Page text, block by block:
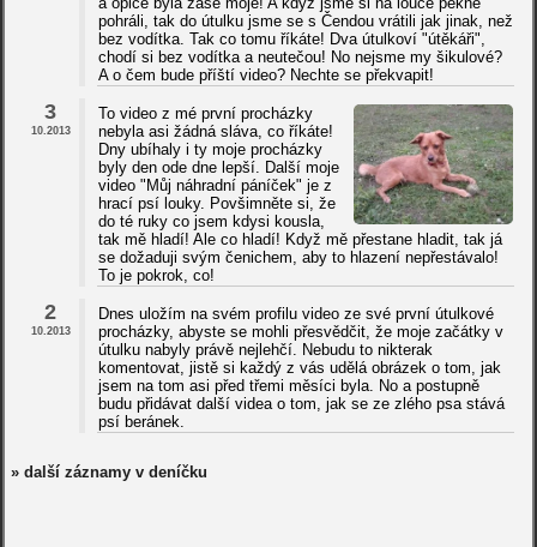
pohráli, tak do útulku jsme se s Čendou vrátili jak jinak, než
bez vodítka. Tak co tomu říkáte! Dva útulkoví "útěkáři",
chodí si bez vodítka a neutečou! No nejsme my šikulové?
A o čem bude příští video? Nechte se překvapit!
3
10.2013
To video z mé první procházky
nebyla asi žádná sláva, co říkáte!
Dny ubíhaly i ty moje procházky
byly den ode dne lepší. Další moje
video "Můj náhradní páníček" je z
hrací psí louky. Povšimněte si, že
do té ruky co jsem kdysi kousla,
tak mě hladí! Ale co hladí! Když mě přestane hladit, tak já
se dožaduji svým čenichem, aby to hlazení nepřestávalo!
To je pokrok, co!
2
10.2013
Dnes uložím na svém profilu video ze své první útulkové
procházky, abyste se mohli přesvědčit, že moje začátky v
útulku nabyly právě nejlehčí. Nebudu to nikterak
komentovat, jistě si každý z vás udělá obrázek o tom, jak
jsem na tom asi před třemi měsíci byla. No a postupně
budu přidávat další videa o tom, jak se ze zlého psa stává
psí beránek.
» další záznamy v deníčku